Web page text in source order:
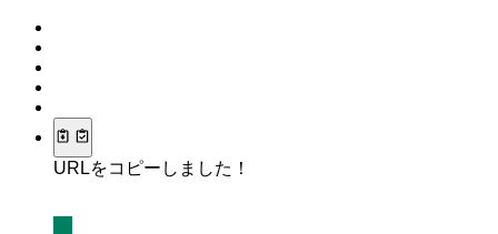
URLをコピーしました！